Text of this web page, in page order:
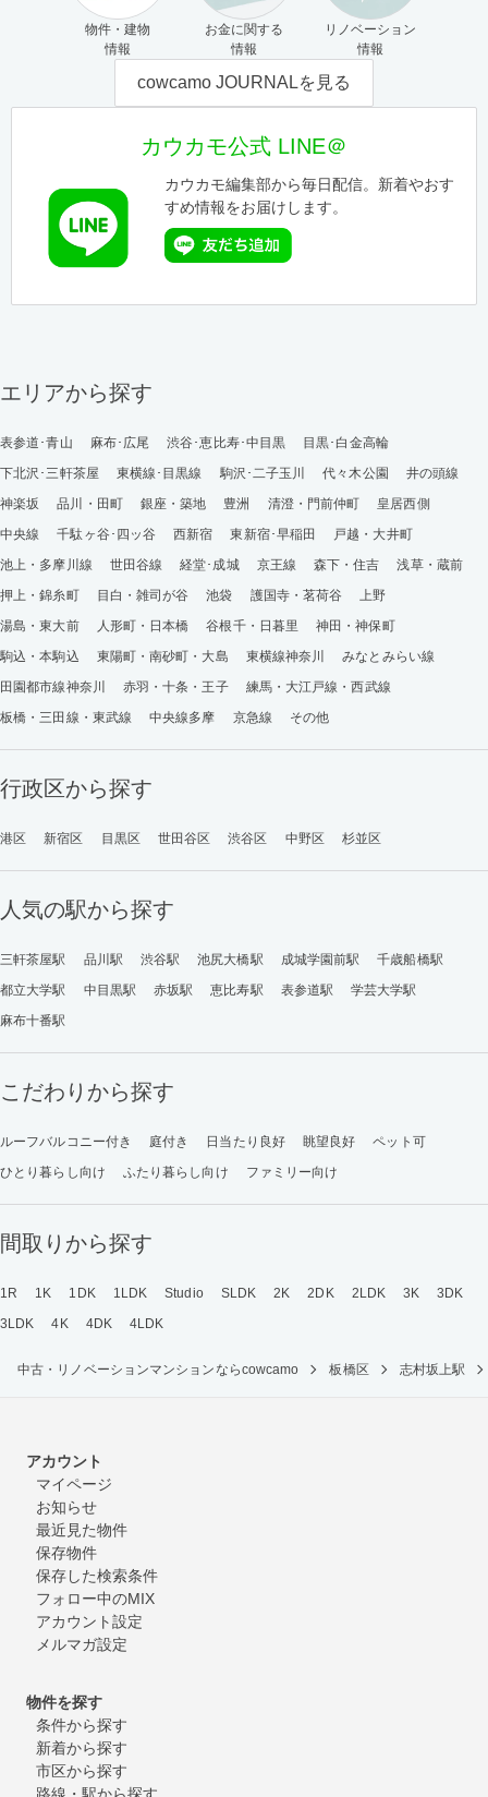
物件・建物
情報
お金に関する
情報
リノベーション
情報
cowcamo JOURNALを見る
カウカモ公式 LINE＠
カウカモ編集部から毎日配信。新着やおす
すめ情報をお届けします。
エリアから探す
表参道･青山 麻布･広尾 渋谷･恵比寿･中目黒
目黒･白金高輪
下北沢･三軒茶屋
東横線･目黒線 駒沢･二子玉川 代々木公園
井の頭線
神楽坂
品川・田町 銀座・築地 豊洲 清澄・門前仲町
皇居西側
中央線
千駄ヶ谷･四ッ谷 西新宿 東新宿･早稲田
戸越・大井町
池上・多摩川線
世田谷線 経堂･成城 京王線 森下・住吉
浅草・蔵前
押上・錦糸町
目白・雑司が谷 池袋 護国寺・茗荷谷
上野
湯島・東大前
人形町・日本橋 谷根千・日暮里
神田・神保町
駒込・本駒込
東陽町・南砂町・大島 東横線神奈川
みなとみらい線
田園都市線神奈川
赤羽・十条・王子
練馬・大江戸線・西武線
板橋・三田線・東武線
中央線多摩 京急線 その他
行政区から探す
港区 新宿区 目黒区 世田谷区 渋谷区 中野区 杉並区
人気の駅から探す
三軒茶屋駅 品川駅 渋谷駅 池尻大橋駅 成城学園前駅
千歳船橋駅
都立大学駅
中目黒駅 赤坂駅 恵比寿駅 表参道駅
学芸大学駅
麻布十番駅
こだわりから探す
ルーフバルコニー付き 庭付き 日当たり良好 眺望良好
ペット可
ひとり暮らし向け
ふたり暮らし向け ファミリー向け
間取りから探す
1R 1K 1DK 1LDK Studio SLDK 2K 2DK 2LDK 3K
3DK
3LDK
4K 4DK 4LDK
中古・リノベーションマンションならcowcamo 板橋区 志村坂上駅
アカウント
マイページ
お知らせ
最近見た物件
保存物件
保存した検索条件
フォロー中のMIX
アカウント設定
メルマガ設定
物件を探す
条件から探す
新着から探す
市区から探す
路線・駅から探す